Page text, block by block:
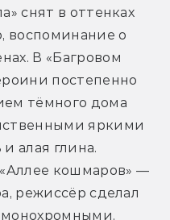
снят в оттенках
воспоминание о
В «Багровом
постепенно
тёмного дома
яркими
алая глина.
кошмаров» —
режиссёр сделал